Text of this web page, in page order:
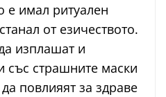
е имал ритуален
от езичеството.
изплашат и
със страшните маски
повлияят за здраве